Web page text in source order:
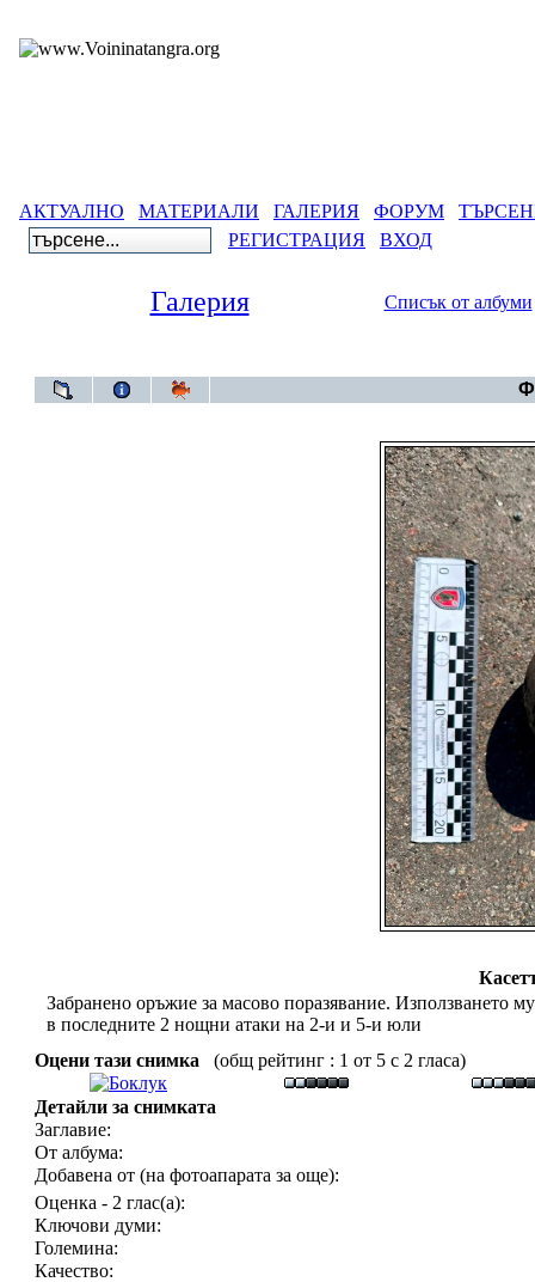
АКТУАЛНО МАТЕРИАЛИ ГАЛЕРИЯ ФОРУМ
РЕГИСТРАЦИЯ
ВХОД
Галерия Списък от албуми
Забранено оръжие за масово поразявание. Използването
в последните 2 нощни атаки на 2-и и 5-и юли
Оцени тази снимка
(общ рейтинг : 1 от 5 с 2 гласа)
Детайли за снимката
Заглавие:
От албума:
Добавена от (на фотоапарата за още):
Оценка - 2 глас(а):
Ключови думи:
Големина:
Качество: